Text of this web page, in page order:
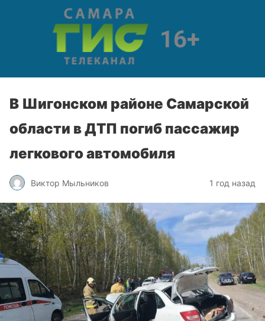
В Шигонском районе Самарской
области в ДТП погиб пассажир
легкового автомобиля
Виктор Мыльников 1 год назад